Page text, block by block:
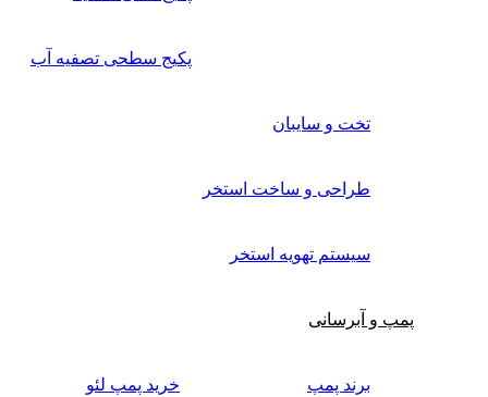
پکیج سطحی تصفیه آب
تخت و سایبان
طراحی و ساخت استخر
سیستم تهویه استخر
پمپ و آبرسانی
برند پمپ خرید پمپ لئو